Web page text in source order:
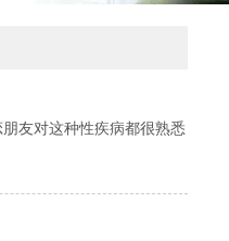
友对这种性疾病都很熟悉